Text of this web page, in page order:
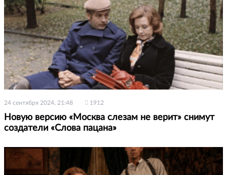
24 сентября 2024, 21:48 1912
Новую версию «Москва слезам не верит» снимут
создатели «Слова пацана»